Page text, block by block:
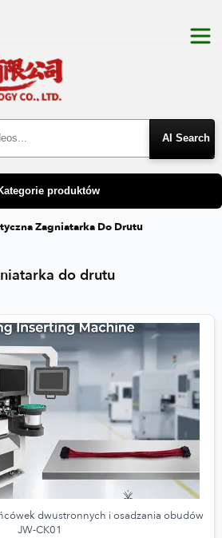
produktów
Zagniatarka Do Drutu
do drutu
dwustronnych i osadzania obudów
JW-CK01